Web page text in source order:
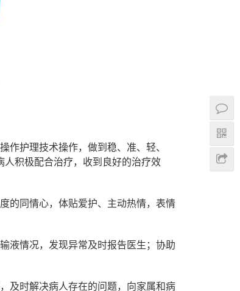
作护理技术操作，做到稳、准、轻、
积极配合治疗，收到良好的治疗效
的同情心，体贴爱护、主动热情，表情
液情况，发现异常及时报告医生；协助
及时解决病人存在的问题，向家属和病